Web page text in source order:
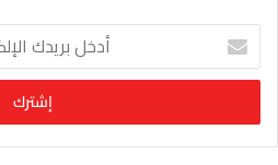
خ
ب
ر